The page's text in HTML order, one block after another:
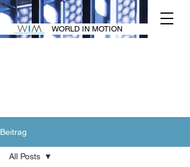
WORLD IN MOTION
Beitrag
All Posts